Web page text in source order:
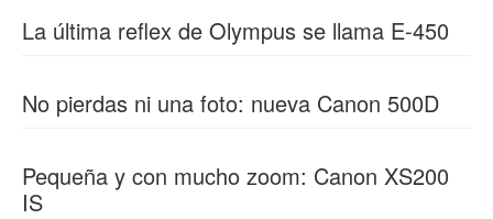
La última reflex de Olympus se llama E-450
No pierdas ni una foto: nueva Canon 500D
Pequeña y con mucho zoom: Canon XS200
IS